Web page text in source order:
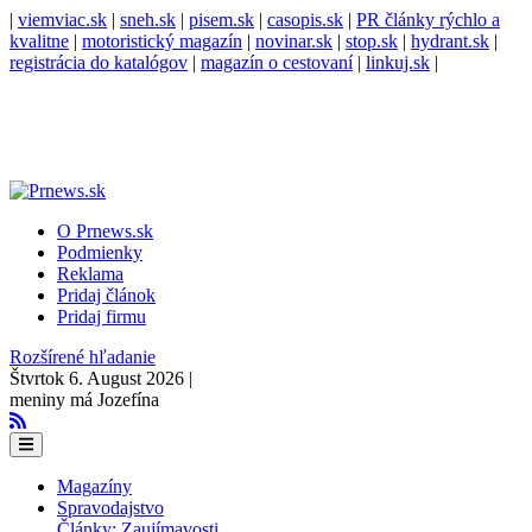
| viemviac.sk | sneh.sk | pisem.sk | casopis.sk | PR články rýchlo a
kvalitne | motoristický magazín | novinar.sk | stop.sk | hydrant.sk |
registrácia do katalógov | magazín o cestovaní| linkuj.sk |
O Prnews.sk
Podmienky
Reklama
Pridaj článok
Pridaj firmu
Rozšírené hľadanie
Štvrtok 6. August 2026 |
meniny má Jozefína
Magazíny
Spravodajstvo